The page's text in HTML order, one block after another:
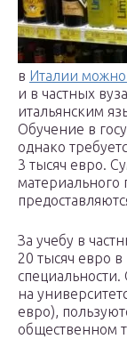
в Италии можно
и в частных
итальянским
Обучение в
однако
3 тысяч евро.
материального
За учебу в
20 тысяч евро
на
евро),
общественном